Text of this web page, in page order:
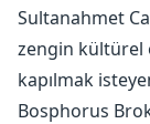
Sultanahmet
zengin kültürel
kapılmak
Bosphorus